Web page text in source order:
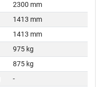
2300 mm
1413 mm
1413 mm
975 kg
875 kg
-